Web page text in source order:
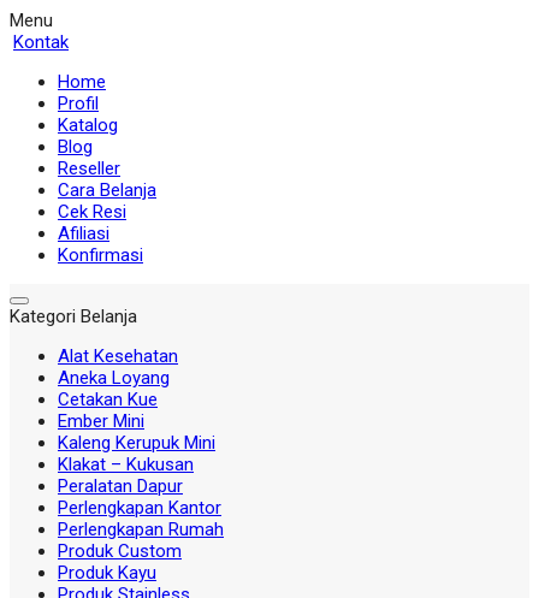
Menu
Kontak
Home
Profil
Katalog
Blog
Reseller
Cara Belanja
Cek Resi
Afiliasi
Konfirmasi
Kategori Belanja
Alat Kesehatan
Aneka Loyang
Cetakan Kue
Ember Mini
Kaleng Kerupuk Mini
Klakat – Kukusan
Peralatan Dapur
Perlengkapan Kantor
Perlengkapan Rumah
Produk Custom
Produk Kayu